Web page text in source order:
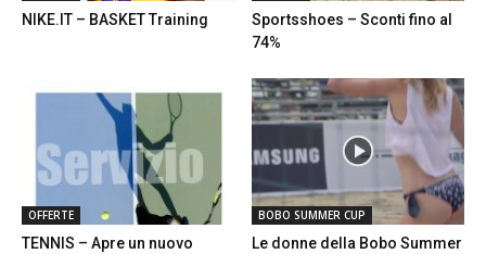
NIKE.IT – BASKET Training
Sportsshoes – Sconti fino al
74%
OFFERTE
TENNIS – Apre un nuovo
BOBO SUMMER CUP
Le donne della Bobo Summer